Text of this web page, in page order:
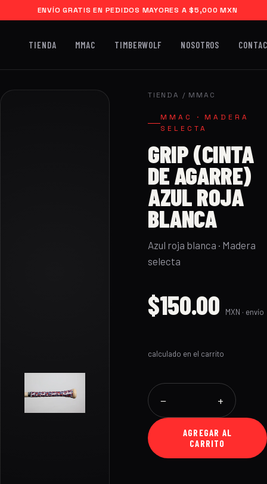
ENVÍO GRATIS EN PEDIDOS MAYORES A $5,000 MXN
TIENDA MMAC TIMBERWOLF NOSOTROS
TIENDA / MMAC
MMAC · MADERA
SELECTA
GRIP (CINTA
DE AGARRE)
AZUL ROJA
BLANCA
Azul roja blanca · Madera
selecta
$150.00 MXN · envío
calculado en el carrito
− +
AGREGAR AL
CARRITO